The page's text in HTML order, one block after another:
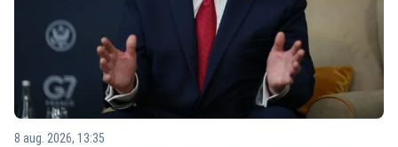
8 aug. 2026, 13:35